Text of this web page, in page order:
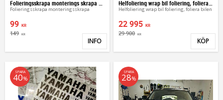
Folieringsskrapa monteringsskrapa
99 KR
149 KR
Lägg till i favoriter
INFO
Helfoliering wrap bil foliering, foliera bilen
22 995 KR
29 900 KR
KÖP
SPARA
40%
SPARA
28%